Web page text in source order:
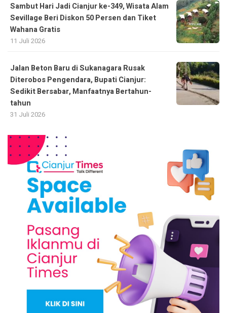
Sambut Hari Jadi Cianjur ke-349, Wisata Alam
Sevillage Beri Diskon 50 Persen dan Tiket
Wahana Gratis
11 Juli 2026
Jalan Beton Baru di Sukanagara Rusak
Diterobos Pengendara, Bupati Cianjur:
Sedikit Bersabar, Manfaatnya Bertahun-
tahun
31 Juli 2026